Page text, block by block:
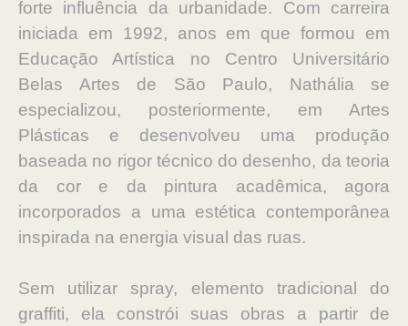
forte influência da urbanidade. Com carreira
iniciada em 1992, anos em que formou em
Educação Artística no Centro Universitário
Belas Artes de São Paulo, Nathália se
especializou, posteriormente, em Artes
Plásticas e desenvolveu uma produção
baseada no rigor técnico do desenho, da teoria
da cor e da pintura acadêmica, agora
incorporados a uma estética contemporânea
inspirada na energia visual das ruas.
Sem utilizar spray, elemento tradicional do
graffiti, ela constrói suas obras a partir de